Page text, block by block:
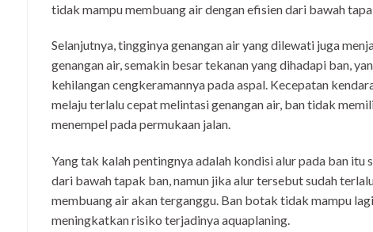
tidak mampu membuang air dengan efisien dari bawah
Selanjutnya, tingginya genangan air yang dilewati juga
genangan air, semakin besar tekanan yang dihadapi ban,
kehilangan cengkeramannya pada aspal. Kecepatan
melaju terlalu cepat melintasi genangan air, ban tidak
menempel pada permukaan jalan.
Yang tak kalah pentingnya adalah kondisi alur pada ban
dari bawah tapak ban, namun jika alur tersebut sudah
membuang air akan terganggu. Ban botak tidak mampu
meningkatkan risiko terjadinya aquaplaning.